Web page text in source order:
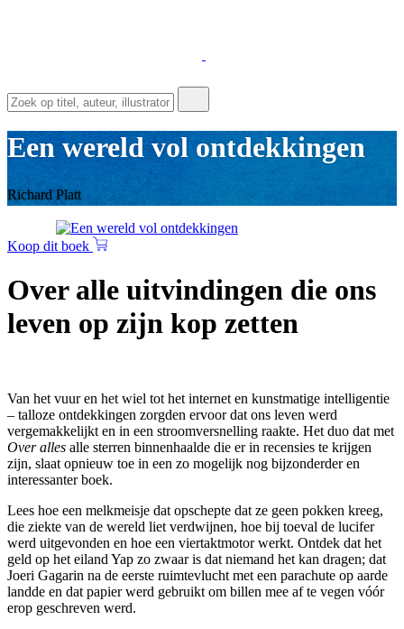
Een wereld vol ontdekkingen
Richard Platt
Koop dit boek
Over alle uitvindingen die ons
leven op zijn kop zetten
Van het vuur en het wiel tot het internet en kunstmatige intelligentie
– talloze ontdekkingen zorgden ervoor dat ons leven werd
vergemakkelijkt en in een stroomversnelling raakte. Het duo dat met
Over alles alle sterren binnenhaalde die er in recensies te krijgen
zijn, slaat opnieuw toe in een zo mogelijk nog bijzonderder en
interessanter boek.
Lees hoe een melkmeisje dat opschepte dat ze geen pokken kreeg,
die ziekte van de wereld liet verdwijnen, hoe bij toeval de lucifer
werd uitgevonden en hoe een viertaktmotor werkt. Ontdek dat het
geld op het eiland Yap zo zwaar is dat niemand het kan dragen; dat
Joeri Gagarin na de eerste ruimtevlucht met een parachute op aarde
landde en dat papier werd gebruikt om billen mee af te vegen vóór
erop geschreven werd.